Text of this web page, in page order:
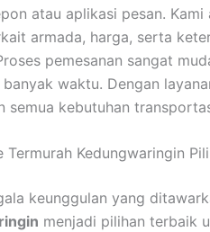
atau aplikasi pesan.
armada, harga, serta
pemesanan sangat
waktu. Dengan
semua kebutuhan
Termurah Kedungwaringin
keunggulan yang
menjadi pilihan terbaik